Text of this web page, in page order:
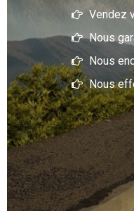
Vendez
Nous
Nous
Nous